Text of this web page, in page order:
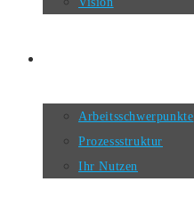
Arbeitsschwerpunkte
Prozessstruktur
Ihr Nutzen